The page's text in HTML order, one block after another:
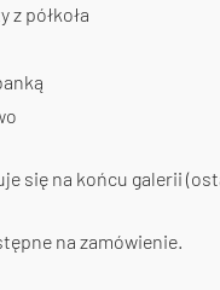
z półkoła
się na końcu galerii
na zamówienie.